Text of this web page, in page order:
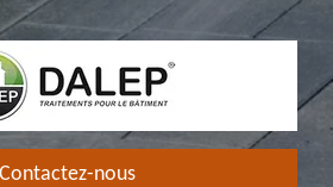
Contactez-nous